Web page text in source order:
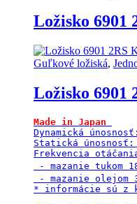
Ložisko 6901
Guľkové ložiská,
Ložisko 6901
Made in Japan
Dynamická
Statická únosnosť:
Frekvencia
- mazanie tukom
- mazanie olejom
* informácie sú z